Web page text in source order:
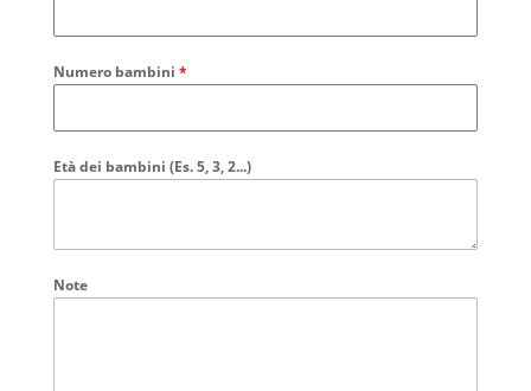
Numero bambini *
Età dei bambini (Es. 5, 3, 2...)
Note